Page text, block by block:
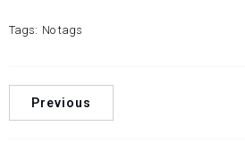
Tags: No tags
Previous